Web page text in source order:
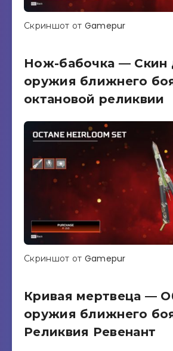
Скриншот от Gamepur
Нож-бабочка — Скин
оружия ближнего
октановой реликвии
Скриншот от Gamepur
Кривая мертвеца —
оружия ближнего
Реликвия Ревенант